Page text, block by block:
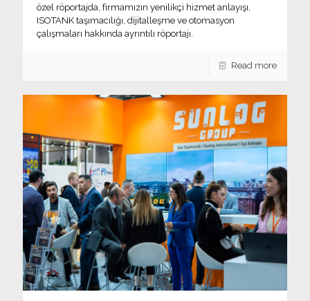
özel röportajda, firmamızın yenilikçi hizmet anlayışı,
ISOTANK taşımacılığı, dijitalleşme ve otomasyon
çalışmaları hakkında ayrıntılı röportajı.
Read more